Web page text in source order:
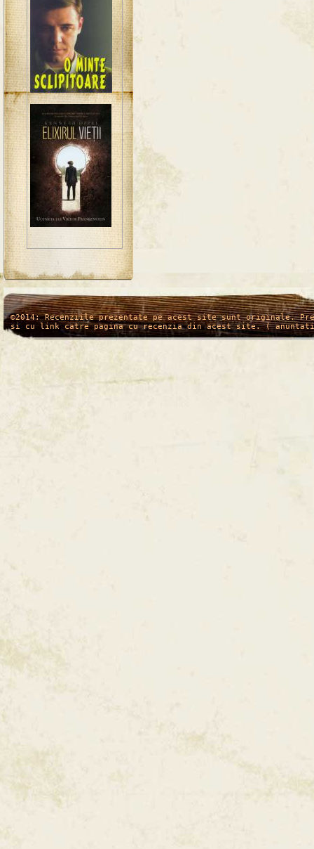
/* */
©2014: Recenziile prezentate pe acest site sunt originale.
si cu link catre pagina cu recenzia din acest site. (